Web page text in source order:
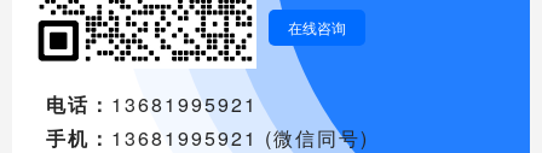
在线咨询
电话： 13681995921
手机： 13681995921 (微信同号)